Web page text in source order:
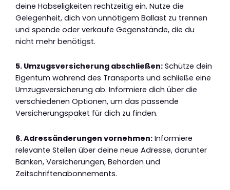
deine Habseligkeiten rechtzeitig ein. Nutze die
Gelegenheit, dich von unnötigem Ballast zu trennen
und spende oder verkaufe Gegenstände, die du
nicht mehr benötigst.
5. Umzugsversicherung abschließen: Schütze dein
Eigentum während des Transports und schließe eine
Umzugsversicherung ab. Informiere dich über die
verschiedenen Optionen, um das passende
Versicherungspaket für dich zu finden.
6. Adressänderungen vornehmen: Informiere
relevante Stellen über deine neue Adresse, darunter
Banken, Versicherungen, Behörden und
Zeitschriftenabonnements.